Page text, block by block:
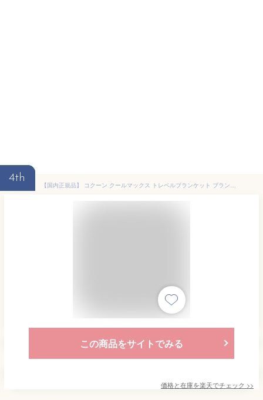
4th
【国内正規品】 コクーン クールマックス トレベルブランケット ブランケット COCOON Coolmax Travel Blanket CMB79
この商品をサイトでみる
価格と在庫を楽天でチェック >>